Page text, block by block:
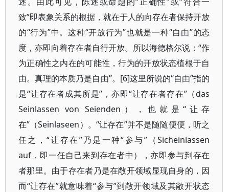
致”即表象关系的根据，就在于人的向存在者保持开放
的“行为”中。这种“开放行为”也就是一种“自由”的态
度，亦即向着存在者自行开放。所以海德格尔说：“作
为正确性之内在的可能性，行为的开放状态植根于自
由。真理的本质乃是自由”。[6]这里所说的“自由”指的
是“让存在者成其所是”，亦即“让存在者存在”（das
Seinlassen von Seienden），也就是“让存
在”（Seinlaseen）。“让存在”并不是随随便便，听之
任之，“让存在”乃是一种“参与”（Sicheinlassen
auf，即一任自己来到存在者中），亦即参与到存在
者那里。由于存在者乃是在敞开领域显现自身的，因
而“让存在”就意味着“参与”到敞开领域及其敞开状态